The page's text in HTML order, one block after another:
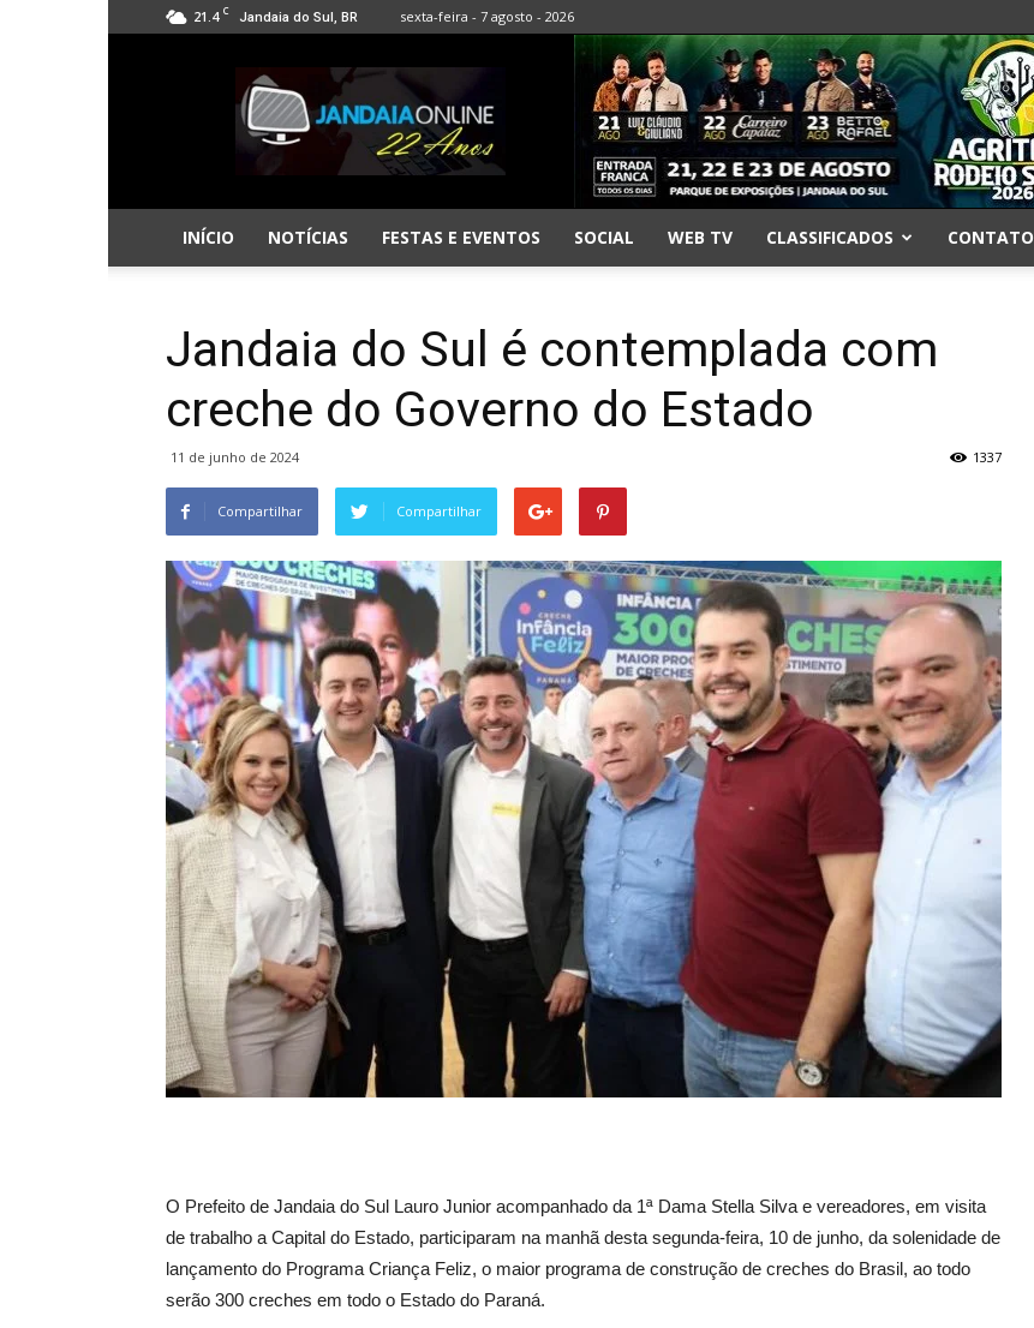
21.4 C Jandaia do Sul, BR sexta-feira - 7 agosto - 2026
Jandaia
Online
INÍCIO NOTÍCIAS FESTAS E EVENTOS SOCIAL WEB TV CLASSIFICADOS CONTATO
Jandaia do Sul é contemplada com
creche do Governo do Estado
11 de junho de 2024 1337
Compartilhar Compartilhar
O Prefeito de Jandaia do Sul Lauro Junior acompanhado da 1ª Dama Stella Silva e vereadores, em visita
de trabalho a Capital do Estado, participaram na manhã desta segunda-feira, 10 de junho, da solenidade de
lançamento do Programa Criança Feliz, o maior programa de construção de creches do Brasil, ao todo
serão 300 creches em todo o Estado do Paraná.